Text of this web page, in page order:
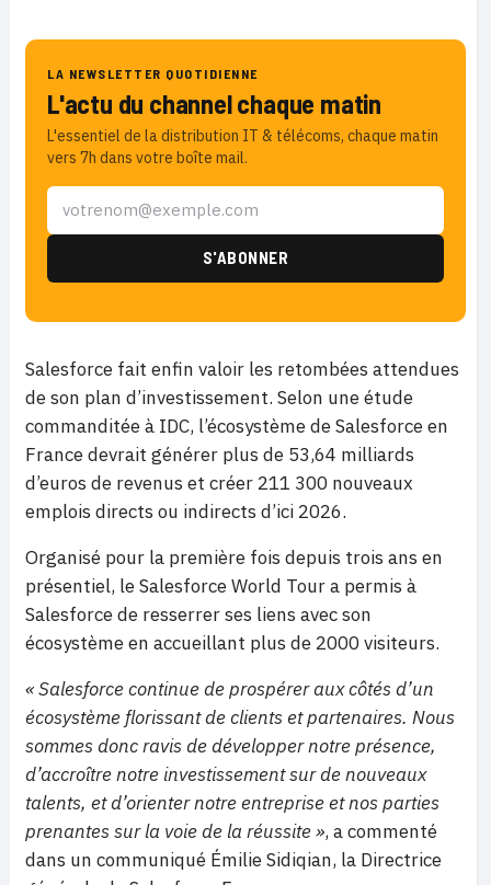
LA NEWSLETTER QUOTIDIENNE
L'actu du channel chaque matin
L'essentiel de la distribution IT & télécoms, chaque matin
vers 7h dans votre boîte mail.
Salesforce fait enfin valoir les retombées attendues
de son plan d’investissement. Selon une étude
commanditée à IDC, l’écosystème de Salesforce en
France devrait générer plus de 53,64 milliards
d’euros de revenus et créer 211 300 nouveaux
emplois directs ou indirects d’ici 2026.
Organisé pour la première fois depuis trois ans en
présentiel, le Salesforce World Tour a permis à
Salesforce de resserrer ses liens avec son
écosystème en accueillant plus de 2000 visiteurs.
« Salesforce continue de prospérer aux côtés d’un
écosystème florissant de clients et partenaires. Nous
sommes donc ravis de développer notre présence,
d’accroître notre investissement sur de nouveaux
talents, et d’orienter notre entreprise et nos parties
prenantes sur la voie de la réussite », a commenté
dans un communiqué Émilie Sidiqian, la Directrice